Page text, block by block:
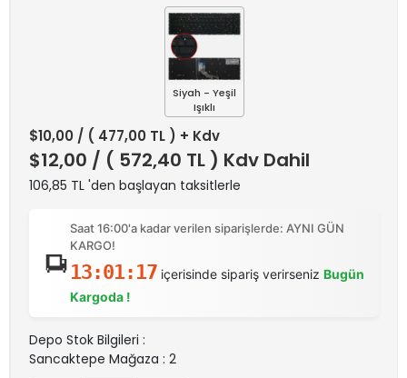
Siyah - Yeşil
Işıklı
$10,00 / ( 477,00 TL ) + Kdv
$12,00 / ( 572,40 TL ) Kdv Dahil
106,85 TL 'den başlayan taksitlerle
Saat 16:00'a kadar verilen siparişlerde: AYNI GÜN
KARGO!
13:01:17 içerisinde sipariş verirseniz Bugün
Kargoda !
Depo Stok Bilgileri :
Sancaktepe Mağaza : 2